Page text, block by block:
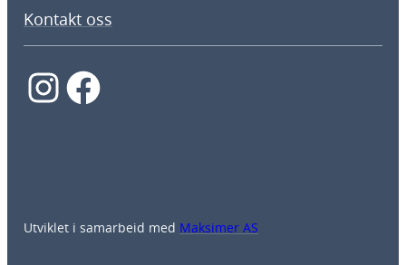
Kontakt oss
InstagramFacebook
Utviklet i samarbeid med Maksimer AS